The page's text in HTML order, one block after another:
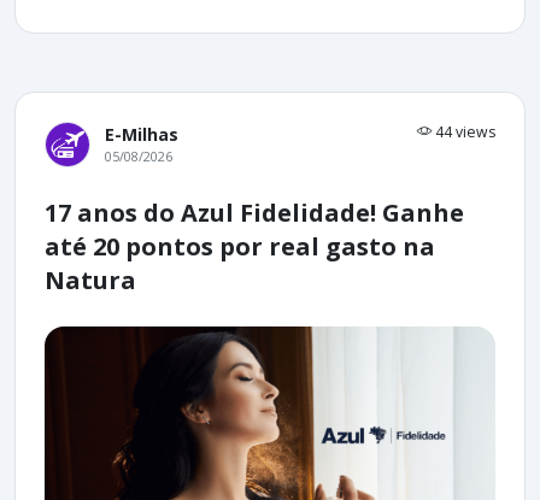
E-Milhas 44 views
05/08/2026
17 anos do Azul Fidelidade! Ganhe
até 20 pontos por real gasto na
Natura